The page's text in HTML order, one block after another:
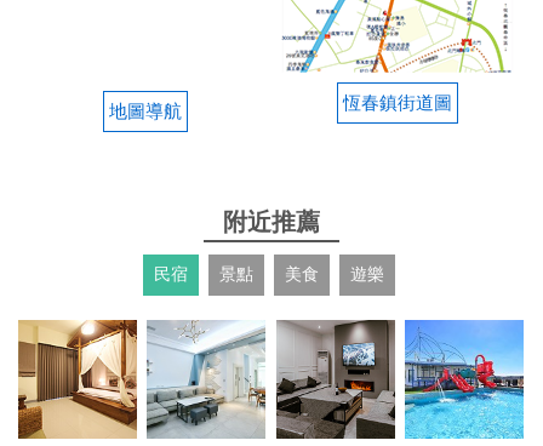
嘿嘿 簡單好吃 鬆餅很雲端很悠閒
from google
鬆餅外酥內軟，雞肉飯口味非常的棒，油蔥酥太加分
2024-08-29 12:08:12
鬆餅跟雞肉飯完全不同東西，竟然會讓人想一起吃，
老闆表示目前香菜太貴沒有添加香菜，頻頻表示道
地圖導航 恆春鎮街道圖
附近推薦
民宿 景點 美食 遊樂